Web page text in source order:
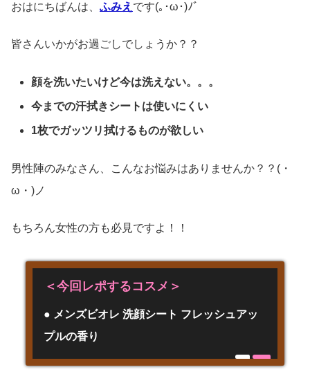
おはにちばんは、 ふみえ です(｡･ω･)ﾉﾞ
皆さんいかがお過ごしでしょうか？？
顔を洗いたいけど今は洗えない。。。
今までの汗拭きシートは使いにくい
1枚でガッツリ拭けるものが欲しい
男性陣のみなさん、こんなお悩みはありませんか？？(・
ω・)ノ
もちろん女性の方も必見ですよ！！
＜今回レポするコスメ＞
● メンズビオレ 洗顔シート フレッシュアッ
プルの香り